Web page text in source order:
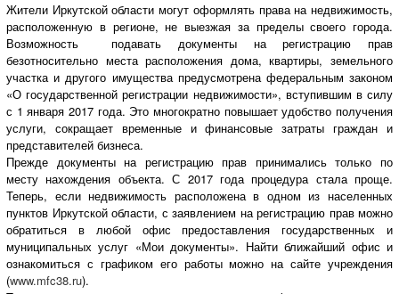
Жители Иркутской области могут оформлять права на недвижимость,
расположенную в регионе, не выезжая за пределы своего города.
Возможность подавать документы на регистрацию прав
безотносительно места расположения дома, квартиры, земельного
участка и другого имущества предусмотрена федеральным законом
«О государственной регистрации недвижимости», вступившим в силу
с 1 января 2017 года. Это многократно повышает удобство получения
услуги, сокращает временные и финансовые затраты граждан и
представителей бизнеса.
Прежде документы на регистрацию прав принимались только по
месту нахождения объекта. С 2017 года процедура стала проще.
Теперь, если недвижимость расположена в одном из населенных
пунктов Иркутской области, с заявлением на регистрацию прав можно
обратиться в любой офис предоставления государственных и
муниципальных услуг «Мои документы». Найти ближайший офис и
ознакомиться с графиком его работы можно на сайте учреждения
(www.mfc38.ru).